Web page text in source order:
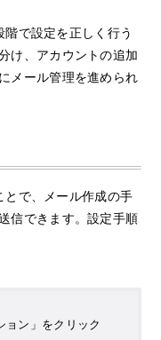
で設定を正しく行う
け、アカウントの追加
メール管理を進められ
で、メール作成の手
信できます。設定手順
ョン」をクリック